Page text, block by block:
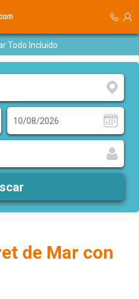
Todo Incluido
de Mar con